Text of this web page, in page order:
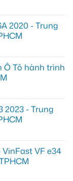
2020 - Trung
Ô Tô hành trình
2023 - Trung
VF e34